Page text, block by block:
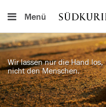
Menü
Wir lassen nur die Hand los,
nicht den Menschen.